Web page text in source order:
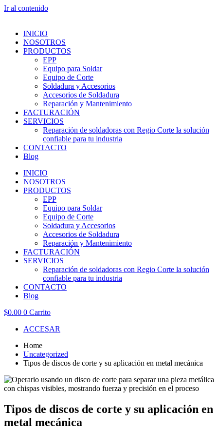
Ir al contenido
INICIO
NOSOTROS
PRODUCTOS
EPP
Equipo para Soldar
Equipo de Corte
Soldadura y Accesorios
Accesorios de Soldadura
Reparación y Mantenimiento
FACTURACIÓN
SERVICIOS
Reparación de soldadoras con Regio Corte la solución
confiable para tu industria
CONTACTO
Blog
INICIO
NOSOTROS
PRODUCTOS
EPP
Equipo para Soldar
Equipo de Corte
Soldadura y Accesorios
Accesorios de Soldadura
Reparación y Mantenimiento
FACTURACIÓN
SERVICIOS
Reparación de soldadoras con Regio Corte la solución
confiable para tu industria
CONTACTO
Blog
$0.00 0 Carrito
ACCESAR
Home
Uncategorized
Tipos de discos de corte y su aplicación en metal mecánica
Tipos de discos de corte y su aplicación en
metal mecánica